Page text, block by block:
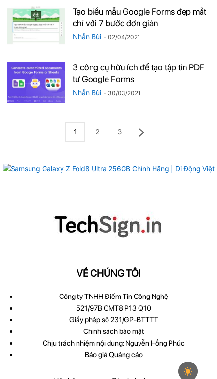
Tạo biểu mẫu Google Forms đẹp mắt
chỉ với 7 bước đơn giản
Nhẫn Bùi - 02/04/2021
3 công cụ hữu ích để tạo tập tin PDF
từ Google Forms
Nhẫn Bùi - 30/03/2021
1 2 3
VỀ CHÚNG TÔI
Công ty TNHH Điểm Tin Công Nghệ
521/97B CMT8 P13 Q10
Giấy phép số 231/GP-BTTTT
Chính sách bảo mật
Chịu trách nhiệm nội dung: Nguyễn Hồng Phúc
Báo giá Quảng cáo